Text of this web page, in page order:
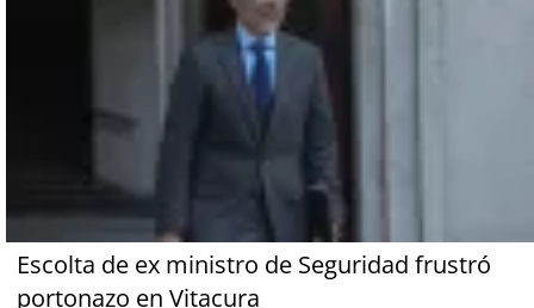
Escolta de ex ministro de Seguridad frustró
portonazo en Vitacura